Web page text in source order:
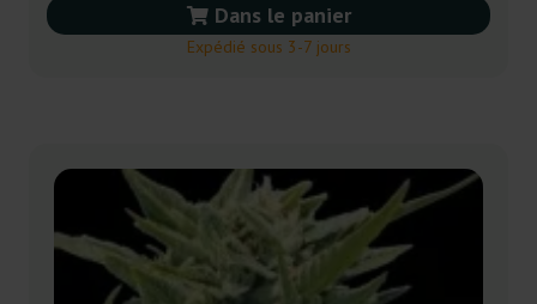
Dans le panier
Expédié sous 3-7 jours